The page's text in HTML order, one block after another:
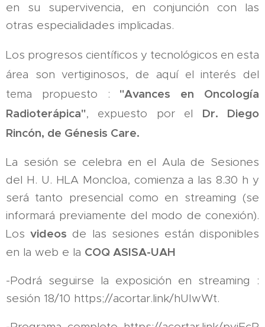
en su supervivencia, en conjunción con las
otras especialidades implicadas.
Los progresos científicos y tecnológicos en esta
área son vertiginosos, de aquí el interés del
tema propuesto : "Avances en Oncología
Radioterápica", expuesto por el Dr. Diego
Rincón, de Génesis Care.
La sesión se celebra en el Aula de Sesiones
del H. U. HLA Moncloa, comienza a las 8.30 h y
será tanto presencial como en streaming (se
informará previamente del modo de conexión).
Losvideos de las sesiones están disponibles
en la web e la COQ ASISA-UAH
-Podrá seguirse la exposición en streaming :
sesión 18/10 https;//acortar.link/hUIwWt.